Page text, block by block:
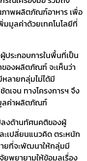
าพผลิตภัณฑ์อาหาร เพื่อ
มมูลค่าด้วยเทคโนโลยีที่
ระกอบการในพื้นที่เป็น
องผลิตภัณฑ์ จะเห็นว่า
ายกลุ่มไม่ได้มี
ดเจน ทางโครงการฯ จึง
มูลค่าผลิตภัณฑ์
ลงด้านทัศนคติของผู้
เปลี่ยนแนวคิด ตระหนัก
ยที่จะพัฒนาให้กลุ่มมี
ยพยายามให้ข้อมูลเรื่อง